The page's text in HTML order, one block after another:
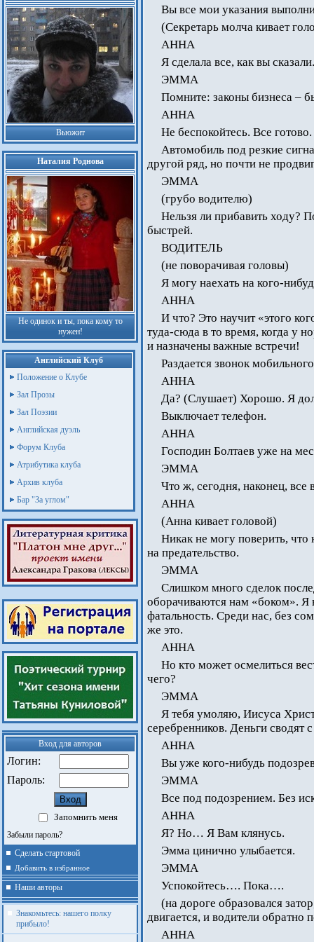
Вьюжит
Наталия Роднова
Не одинок и ты, пока кому то
нужен!
Английский Клуб
Положение о Клубе
Зал Прозы
Зал Поэзии
Английская дуэль
Форум Клуба
Атрибутика клуба
Архив клуба
Бар "За углом"
Вход для авторов
Логин:
Пароль:
Запомнить меня
Забыли пароль?
Сделать стартовой
Добавить в избранное
Наши авторы
Знакомьтесь: нашего полку
прибыло!
Вы все мои указания
(Секретарь молча кивает
АННА
Я сделала все, как вы сказали.
ЭММА
Помните: законы бизнеса –
АННА
Не беспокойтесь. Все готово.
Автомобиль под резкие
другой ряд, но почти не
ЭММА
(грубо водителю)
Нельзя ли прибавить ходу?
быстрей.
ВОДИТЕЛЬ
(не поворачивая головы)
Я могу наехать на кого-
АННА
И что? Это научит «этого
туда-сюда в то время, когда у
и назначены важные встречи!
Раздается звонок
АННА
Да? (Слушает) Хорошо. Я
Выключает телефон.
АННА
Господин Болтаев уже на
ЭММА
Что ж, сегодня, наконец,
АННА
(Анна кивает головой)
Никак не могу поверить,
на предательство.
ЭММА
Слишком много сделок
оборачиваются нам «боком». Я
фатальность. Среди нас, без
же это.
АННА
Но кто может осмелиться
чего?
ЭММА
Я тебя умоляю, Иисуса
серебренников. Деньги сводят
АННА
Вы уже кого-нибудь
ЭММА
Все под подозрением. Без
АННА
Я? Но… Я Вам клянусь.
Эмма цинично улыбается.
ЭММА
Успокойтесь…. Пока….
(на дороге образовался
двигается, и водители обратно
АННА